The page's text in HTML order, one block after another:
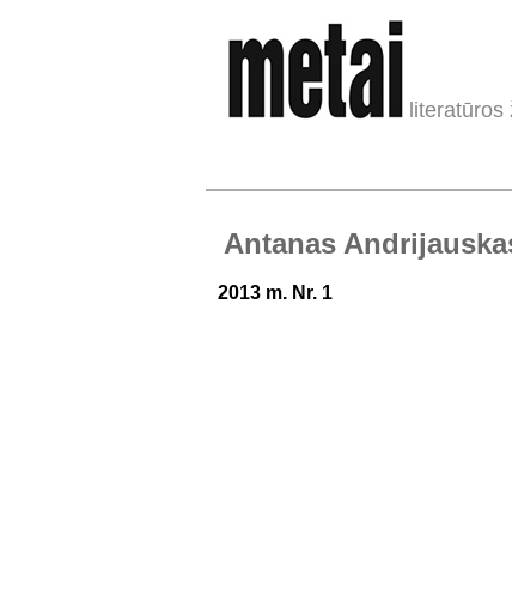
literatūros
Antanas
2013 m. Nr. 1